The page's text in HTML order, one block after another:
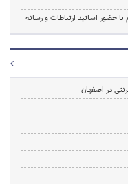
حضور اساتید ارتباطات و رسانه
در اصفهان